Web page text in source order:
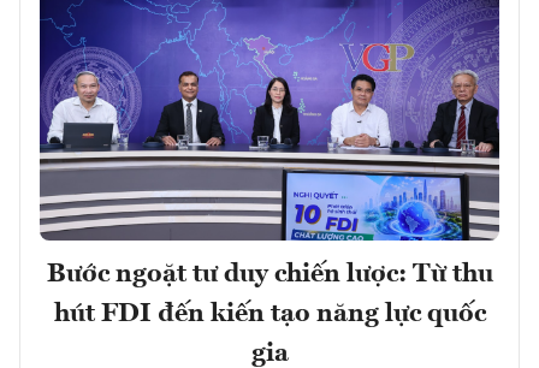
Bước ngoặt tư duy chiến lược: Từ thu
hút FDI đến kiến tạo năng lực quốc
gia